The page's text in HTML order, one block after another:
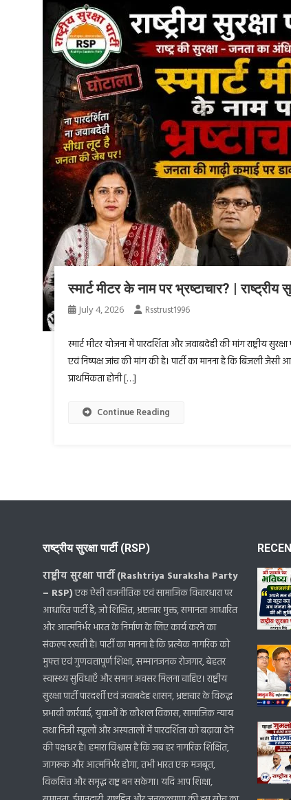
स्मार्ट मीटर के नाम पर भ्रष्टाचार? | राष्ट्रीय
July 4, 2026 Rsstrust1996
स्मार्ट मीटर योजना में पारदर्शिता और जवाबदेही की मांग राष्ट्रीय
एवं निष्पक्ष जांच की मांग की है। पार्टी का मानना है कि बिजली
प्राथमिकता होनी […]
Continue Reading
राष्ट्रीय सुरक्षा पार्टी (RSP)
राष्ट्रीय सुरक्षा पार्टी (Rashtriya Suraksha Party
– RSP)एक ऐसी राजनीतिक एवं सामाजिक विचारधारा पर
आधारित पार्टी है, जो शिक्षित, भ्रष्टाचार मुक्त, समानता आधारित
और आत्मनिर्भर भारत के निर्माण के लिए कार्य करने का
संकल्प रखती है। पार्टी का मानना है कि प्रत्येक नागरिक को
मुफ्त एवं गुणवत्तापूर्ण शिक्षा, सम्मानजनक रोजगार, बेहतर
स्वास्थ्य सुविधाएँ और समान अवसर मिलना चाहिए। राष्ट्रीय
सुरक्षा पार्टी पारदर्शी एवं जवाबदेह शासन, भ्रष्टाचार के विरुद्ध
प्रभावी कार्रवाई, युवाओं के कौशल विकास, सामाजिक न्याय
तथा निजी स्कूलों और अस्पतालों में पारदर्शिता को बढ़ावा देने
की पक्षधर है। हमारा विश्वास है कि जब हर नागरिक शिक्षित,
जागरूक और आत्मनिर्भर होगा, तभी भारत एक मजबूत,
विकसित और समृद्ध राष्ट्र बन सकेगा। यदि आप शिक्षा,